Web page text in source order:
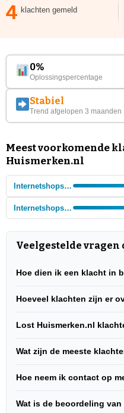
4 klachten gemeld
0%
Oplossingspercentage
Stabiel
Trend afgelopen 3 maanden
Meest voorkomende
Huismerken.nl
Internetshops - Meubels
Internetshops - Huishoudelijke artikelen
Veelgestelde
Hoe dien ik een klacht in
Hoeveel klachten zijn er
Lost Huismerken.nl
Wat zijn de meeste
Hoe neem ik contact op
Wat is de beoordeling